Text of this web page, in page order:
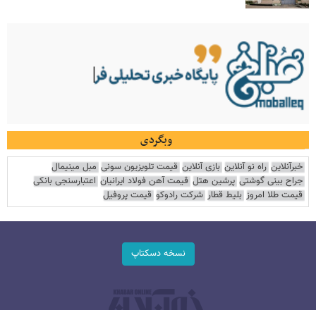
وبگردی
خبرآنلاین راه نو آنلاین بازی آنلاین قیمت تلویزیون سونی مبل مینیمال
جراح بینی گوشتی پرشین هتل قیمت آهن فولاد ایرانیان اعتبارسنجی بانکی
قیمت طلا امروز بلیط قطار شرکت رادوکو قیمت پروفیل
نسخه دسکتاپ